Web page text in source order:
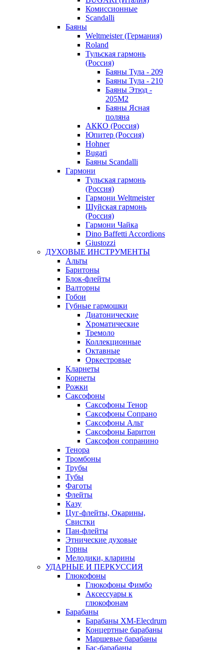
Комиссионные
Scandalli
Баяны
Weltmeister (Германия)
Roland
Тульская гармонь
(Россия)
Баяны Тула - 209
Баяны Тула - 210
Баяны Этюд -
205М2
Баяны Ясная
поляна
АККО (Россия)
Юпитер (Россия)
Hohner
Bugari
Баяны Scandalli
Гармони
Тульская гармонь
(Россия)
Гармони Weltmeister
Шуйская гармонь
(Россия)
Гармони Чайка
Dino Baffetti Accordions
Giustozzi
ДУХОВЫЕ ИНСТРУМЕНТЫ
Альты
Баритоны
Блок-флейты
Валторны
Гобои
Губные гармошки
Диатонические
Хроматические
Тремоло
Коллекционные
Октавные
Оркестровые
Кларнеты
Корнеты
Рожки
Саксофоны
Саксофоны Тенор
Саксофоны Сопрано
Саксофоны Альт
Саксофоны Баритон
Саксофон сопранино
Тенора
Тромбоны
Трубы
Тубы
Фаготы
Флейты
Казу
Цуг-флейты, Окарины,
Свистки
Пан-флейты
Этнические духовые
Горны
Мелодики, кларины
УДАРНЫЕ И ПЕРКУССИЯ
Глюкофоны
Глюкофоны Фимбо
Аксессуары к
глюкофонам
Барабаны
Барабаны XM-Elecdrum
Концертные барабаны
Маршевые барабаны
Бас-барабаны